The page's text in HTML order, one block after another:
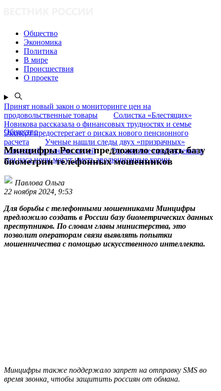
Общество
Экономика
Политика
В мире
Происшествия
О проекте
Принят новый закон о мониторинге цен на
продовольственные товары
Солистка «Блестящих»
Новикова рассказала о финансовых трудностях и семье
Эксперт предостерегает о рисках нового пенсионного
расчета
Ученые нашли следы двух «призрачных»
популяций в геноме людей
Регулярные пробуждения в
три часа ночи могут иметь эволюционные корни
Общество
Минцифры России предложило создать базу
биометрии телефонных мошенников
Павлова Ольга
22 ноября 2024, 9:53
Для борьбы с телефонными мошенниками Минцифры
предложило создать в России базу биометрических данных
преступников. По словам главы министерства, это
позволит операторам связи выявлять попытки
мошенничества с помощью искусственного интеллекта.
Минцифры также поддержало запрет на отправку SMS во
время звонка, чтобы защитить россиян от обмана.